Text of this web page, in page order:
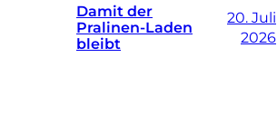
Damit der
Pralinen-Laden
bleibt
20. Juli
2026